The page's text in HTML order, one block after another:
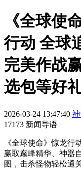
《全球使
行动 全球
完美作战
选包等好
2026-03-24 13:47:40
17173 新闻导语
《全球使命》惊龙行
赢取巅峰精华、神器
图，击杀怪物轻松通